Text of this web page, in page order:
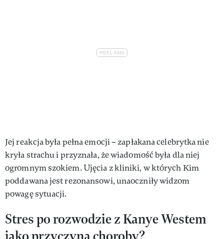
Jej reakcja była pełna emocji – zapłakana celebrytka nie
kryła strachu i przyznała, że wiadomość była dla niej
ogromnym szokiem. Ujęcia z kliniki, w których Kim
poddawana jest rezonansowi, unaoczniły widzom
powagę sytuacji.
Stres po rozwodzie z Kanye Westem